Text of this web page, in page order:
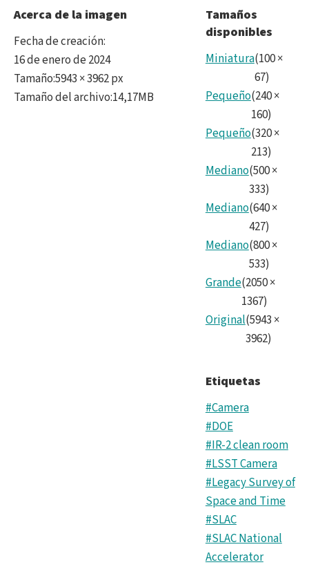
-
LSST
and
Acerca de la imagen
Fecha de creación:
16 de enero de 2024
Tamaño:5943 × 3962 px
Tamaño del archivo:14,17MB
Tamaños
disponibles
Miniatura(100×
67)
Pequeño(240×
160)
Pequeño(320×
213)
Mediano(500×
333)
Mediano(640×
427)
Mediano(800×
533)
Grande(2050×
1367)
Original(5943 ×
3962)
Etiquetas
#Camera
#DOE
#IR-2 clean room
#LSST Camera
#Legacy Survey of
Space and Time
#SLAC
#SLAC National
Accelerator